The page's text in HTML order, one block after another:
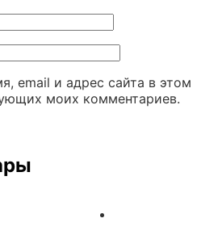
email и адрес сайта в этом
моих комментариев.